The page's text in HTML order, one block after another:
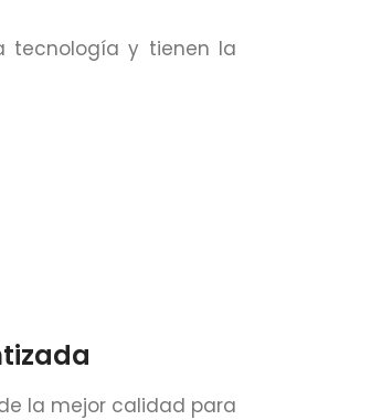
tecnología y tienen la
la mejor calidad para